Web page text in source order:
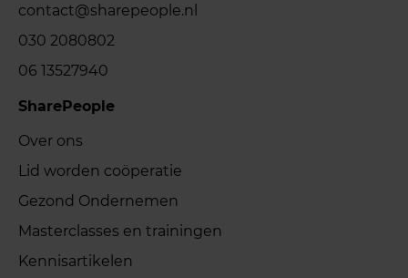
contact@sharepeople.nl
030 2080802
06 13527940
SharePeople
Over ons
Lid worden coöperatie
Gezond Ondernemen
Masterclasses en trainingen
Kennisartikelen